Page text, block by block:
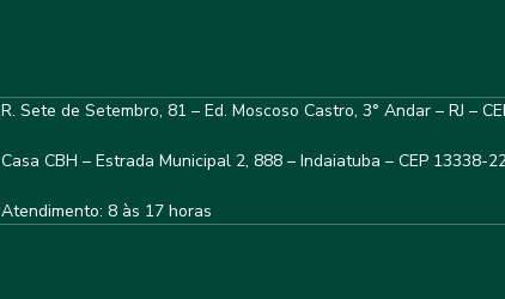
R. Sete de Setembro, 81 – Ed. Moscoso Castro, 3° Andar – RJ –
Casa CBH – Estrada Municipal 2, 888 – Indaiatuba – CEP 13338-
Atendimento: 8 às 17 horas